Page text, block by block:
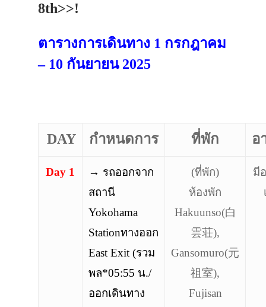
8th>>!
ตารางการเดินทาง 1 กรกฎาคม
– 10 กันยายน 2025
DAY กำหนดการ ที่พัก อ
Day 1
→ รถออกจาก
สถานี
Yokohama
Stationทางออก
East Exit (รวม
พล*05:55 น./
ออกเดินทาง
(ที่พัก)
ห้องพัก
Hakuunso(白
雲荘),
Gansomuro(元
祖室),
Fujisan
มี